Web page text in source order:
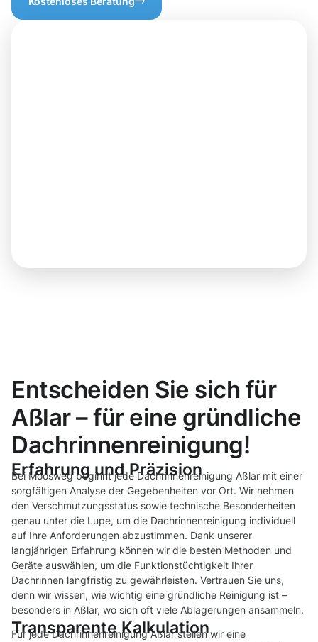
Entscheiden Sie sich für
Aßlar – für eine gründliche
Dachrinnenreinigung!
Erfahrung und Präzision
Bei Moosweg beginnt jede Dachrinnenreinigung Aßlar mit einer
sorgfältigen Analyse der Gegebenheiten vor Ort. Wir nehmen
den Verschmutzungsstatus sowie technische Besonderheiten
genau unter die Lupe, um die Dachrinnenreinigung individuell
auf Ihre Anforderungen abzustimmen. Dank unserer
langjährigen Erfahrung können wir die besten Methoden und
Geräte auswählen, um die Funktionstüchtigkeit Ihrer
Dachrinnen langfristig zu gewährleisten. Vertrauen Sie uns,
denn wir wissen, wie wichtig eine gründliche Reinigung ist –
besonders in Aßlar, wo sich oft viele Ablagerungen ansammeln.
Transparente Kalkulation
Für jede Dachrinnenreinigung Aßlar stellen wir eine